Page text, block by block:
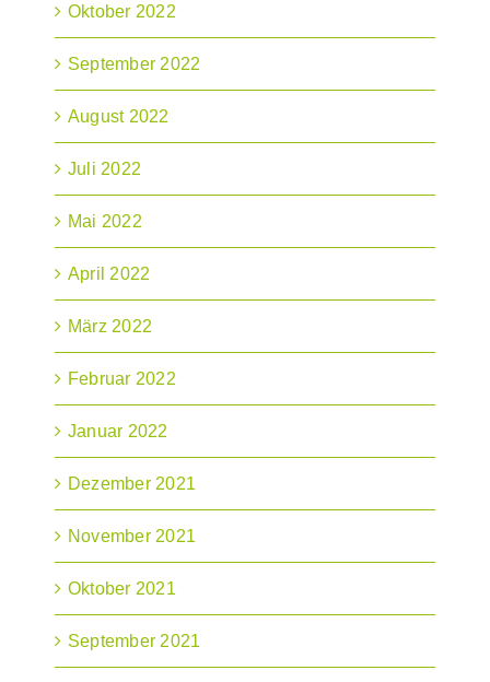
Oktober 2022
September 2022
August 2022
Juli 2022
Mai 2022
April 2022
März 2022
Februar 2022
Januar 2022
Dezember 2021
November 2021
Oktober 2021
September 2021